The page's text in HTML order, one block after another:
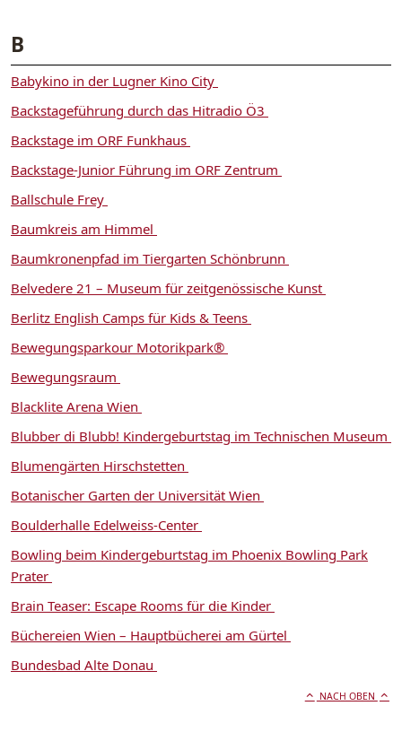
B
Babykino in der Lugner Kino City
Backstageführung durch das Hitradio Ö3
Backstage im ORF Funkhaus
Backstage-Junior Führung im ORF Zentrum
Ballschule Frey
Baumkreis am Himmel
Baumkronenpfad im Tiergarten Schönbrunn
Belvedere 21 – Museum für zeitgenössische Kunst
Berlitz English Camps für Kids & Teens
Bewegungsparkour Motorikpark®
Bewegungsraum
Blacklite Arena Wien
Blubber di Blubb! Kindergeburtstag im Technischen Museum
Blumengärten Hirschstetten
Botanischer Garten der Universität Wien
Boulderhalle Edelweiss-Center
Bowling beim Kindergeburtstag im Phoenix Bowling Park
Prater
Brain Teaser: Escape Rooms für die Kinder
Büchereien Wien – Hauptbücherei am Gürtel
Bundesbad Alte Donau
NACH OBEN